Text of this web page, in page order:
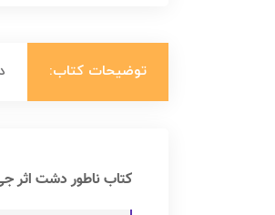
توضیحات کتاب:
کتاب ناطور دشت اثر